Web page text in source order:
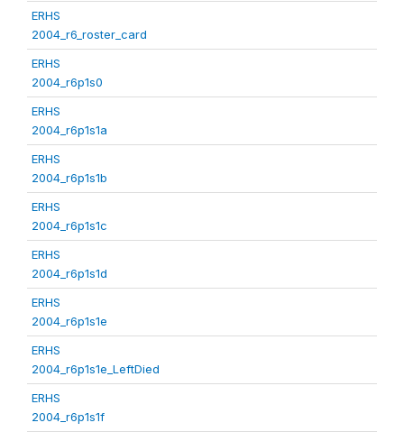
ERHS
2004_r6_roster_card
ERHS
2004_r6p1s0
ERHS
2004_r6p1s1a
ERHS
2004_r6p1s1b
ERHS
2004_r6p1s1c
ERHS
2004_r6p1s1d
ERHS
2004_r6p1s1e
ERHS
2004_r6p1s1e_LeftDied
ERHS
2004_r6p1s1f